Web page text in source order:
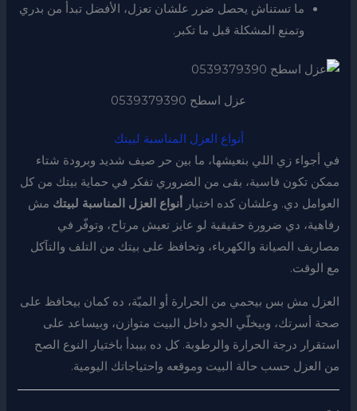
ما تستناش يحصل ضرر علشان تعزل، الأفضل تبدأ من بدري
وتمنع المشكلة قبل ما تكبر.
عزل اسطح 0539379390
أنواع العزل المناسبة لبيتك
في أجواء زي اللي بنعيشها، ما بين حر صيف شديد وبرودة شتاء
ممكن تكون قاسية، بقى من الضروري تفكر في حماية بيتك من كل
العوامل دي. وعلشان كده اختيار
أنواع العزل المناسبة لبيتك مش
رفاهية، دي ضرورة حقيقية لو عايز تعيش مرتاح، وتوفّر في
مصاريف الصيانة والكهرباء، وتحافظ على بيتك من التلف والتآكل
مع الوقت.
العزل مش بس بيحمي من الحرارة أو الميّة، ده كمان بيحافظ على
صحة أسرتك، وبيخلّي الجو داخل البيت متوازن، وبيساعد على
استقرار درجة الحرارة والرطوبة. كل ده بيبدأ باختيار النوع الصح
من العزل حسب حالة البيت وموقعه واحتياجاتك اليومية.